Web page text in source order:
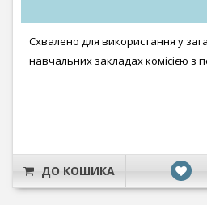
Схвалено для використання у
навчальних закладах комісією з
ДО КОШИКА